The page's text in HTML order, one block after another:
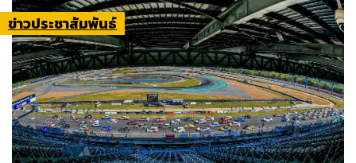
ข่าวประชาสัมพันธ์